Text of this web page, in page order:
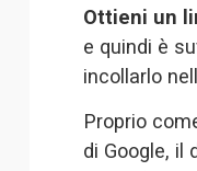
Ottieni un
e quindi è
incollarlo
Proprio
di Google, il